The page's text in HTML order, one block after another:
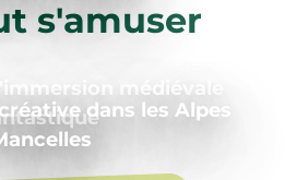
s'amuser
médiévale
dans les Alpes